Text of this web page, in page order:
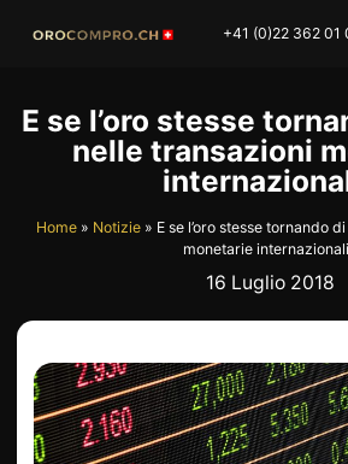
+41 (0)22 362 01
COMPRO DIAMANTE
COMPRO OROLOGI
E se l’oro stesse
nelle transazioni
Home» Notizie» E se l’oro stesse tornando
monetarie
16 Luglio 2018